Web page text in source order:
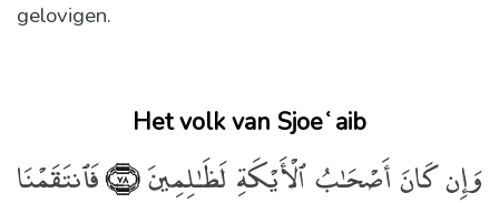
gelovigen.
Het volk van Sjoeʿaib
وَإِن كَانَ أَصْحَـٰبُ ٱلْأَيْكَةِ لَظَـٰلِمِينَ﴿٧٨﴾
فَٱنتَقَمْنَا